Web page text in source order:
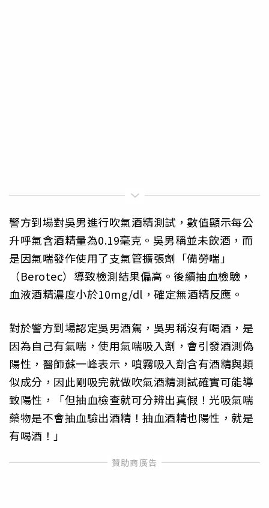
警方到場對吳男進行吹氣酒精測試，數值顯示每公
升呼氣含酒精量為0.19毫克。吳男稱並未飲酒，而
是因氣喘發作使用了支氣管擴張劑「備勞喘」
（Berotec）導致檢測結果偏高。後續抽血檢驗，
血液酒精濃度小於10mg/dl，確定無酒精反應。
對於警方到場認定吳男酒駕，吳男稱沒有喝酒，是
因為自己有氣喘，使用氣喘吸入劑，會引發酒測偽
陽性，醫師蘇一峰表示，噴霧吸入劑含有酒精與類
似成分，因此剛吸完就做吹氣酒精測試確實可能導
致陽性，「但抽血檢查就可分辨出真假！光吸氣喘
藥物是不會抽血驗出酒精！抽血酒精也陽性，就是
有喝酒！」